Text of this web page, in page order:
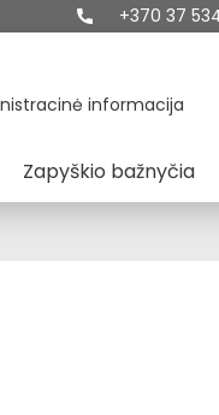
+370 37
informacija
Zapyškio bažnyčia